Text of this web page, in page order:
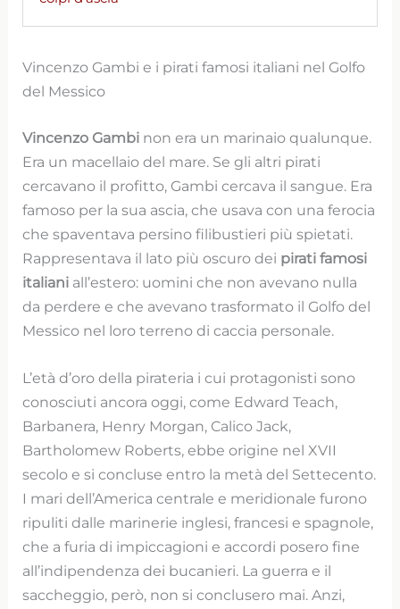
Vincenzo Gambi e i pirati famosi italiani nel Golfo
del Messico
Vincenzo Gambi non era un marinaio qualunque.
Era un macellaio del mare. Se gli altri pirati
cercavano il profitto, Gambi cercava il sangue. Era
famoso per la sua ascia, che usava con una ferocia
che spaventava persino filibustieri più spietati.
Rappresentava il lato più oscuro dei pirati famosi
italiani all’estero: uomini che non avevano nulla
da perdere e che avevano trasformato il Golfo del
Messico nel loro terreno di caccia personale.
L’età d’oro della pirateria i cui protagonisti sono
conosciuti ancora oggi, come Edward Teach,
Barbanera, Henry Morgan, Calico Jack,
Bartholomew Roberts, ebbe origine nel XVII
secolo e si concluse entro la metà del Settecento.
I mari dell’America centrale e meridionale furono
ripuliti dalle marinerie inglesi, francesi e spagnole,
che a furia di impiccagioni e accordi posero fine
all’indipendenza dei bucanieri. La guerra e il
saccheggio, però, non si conclusero mai. Anzi,